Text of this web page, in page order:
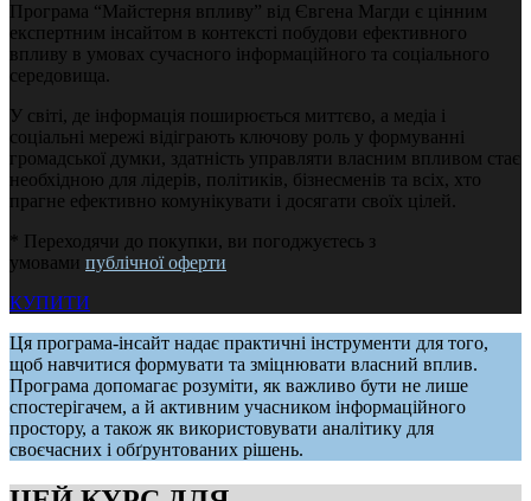
Програма “Майстерня впливу” від Євгена Магди є цінним
експертним інсайтом в контексті побудови ефективного
впливу в умовах сучасного інформаційного та соціального
середовища.
У світі, де інформація поширюється миттєво, а медіа і
соціальні мережі відіграють ключову роль у формуванні
громадської думки, здатність управляти власним впливом стає
необхідною для лідерів, політиків, бізнесменів та всіх, хто
прагне ефективно комунікувати і досягати своїх цілей.
* Переходячи до покупки, ви погоджуєтесь з
умовами публічної оферти
КУПИТИ
Ця програма-інсайт надає практичні інструменти для того,
щоб навчитися формувати та зміцнювати власний вплив.
Програма допомагає розуміти, як важливо бути не лише
спостерігачем, а й активним учасником інформаційного
простору, а також як використовувати аналітику для
своєчасних і обґрунтованих рішень.